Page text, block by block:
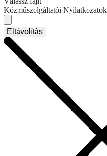
Közműszolgáltatói Nyilatkozatok
Eltávolítás